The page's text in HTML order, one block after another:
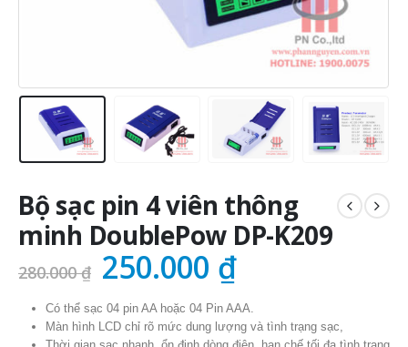
Bộ sạc pin 4 viên thông
minh DoublePow DP-K209
280.000₫ Giá
gốc
là:
250.000 ₫Giá
hiện
tại
Có thể sạc 04 pin AA hoặc 04 Pin AAA.
Màn hình LCD chỉ rõ mức dung lượng và tình trạng sạc,